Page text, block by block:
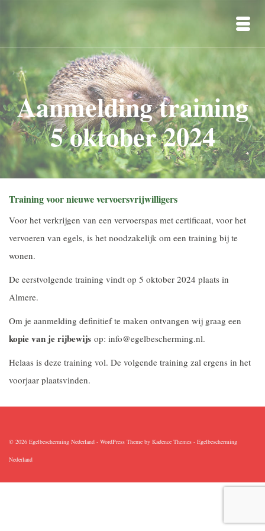
Aanmelding training
5 oktober 2024
Training voor nieuwe vervoersvrijwilligers
Voor het verkrijgen van een vervoerspas met certificaat, voor het
vervoeren van egels, is het noodzakelijk om een training bij te
wonen.
De eerstvolgende training vindt op 5 oktober 2024 plaats in
Almere.
Om je aanmelding definitief te maken ontvangen wij graag een
kopie van je rijbewijs op: info@egelbescherming.nl.
Helaas is deze training vol. De volgende training zal ergens in het
voorjaar plaatsvinden.
© 2026 Egelbescherming Nederland - WordPress Theme by Kadence Themes - Egelbescherming
Nederland